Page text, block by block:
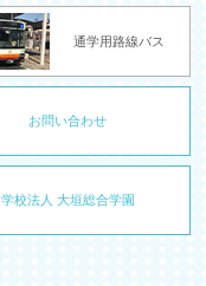
通学用路線バス
お問い合わせ
学校法人 大垣総合学園